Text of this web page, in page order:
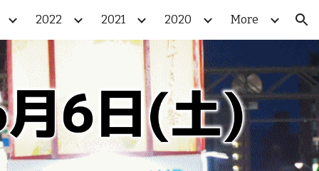
2022 2021 2020 More